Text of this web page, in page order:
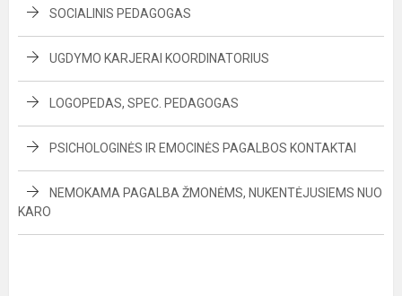
SOCIALINIS PEDAGOGAS
UGDYMO KARJERAI KOORDINATORIUS
LOGOPEDAS, SPEC. PEDAGOGAS
PSICHOLOGINĖS IR EMOCINĖS PAGALBOS KONTAKTAI
NEMOKAMA PAGALBA ŽMONĖMS, NUKENTĖJUSIEMS NUO
KARO